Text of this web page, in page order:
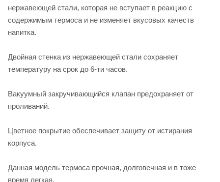
нержавеющей стали, которая не вступает в реакцию с
содержимым термоса и не изменяет вкусовых качеств
напитка.
Двойная стенка из нержавеющей стали сохраняет
температуру на срок до 6-ти часов.
Вакуумный закручивающийся клапан предохраняет от
проливаний.
Цветное покрытие обеспечивает защиту от истирания
корпуса.
Данная модель термоса прочная, долговечная и в тоже
время легкая.